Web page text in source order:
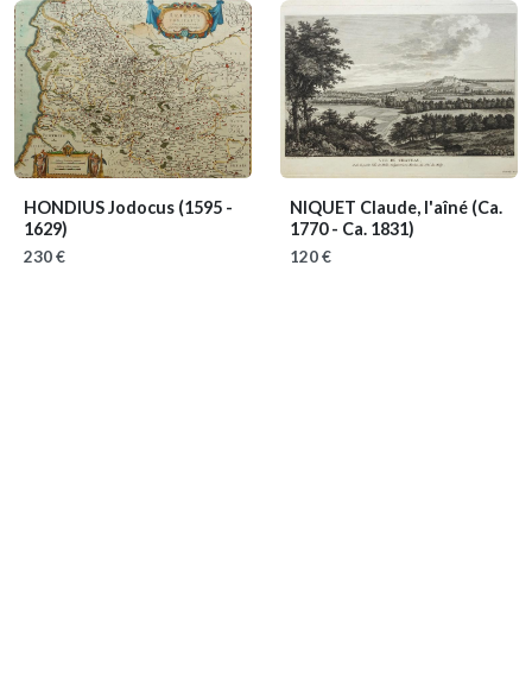
HONDIUS Jodocus (1595 -
1629)
230 €
NIQUET Claude, l'aîné (Ca.
1770 - Ca. 1831)
120 €